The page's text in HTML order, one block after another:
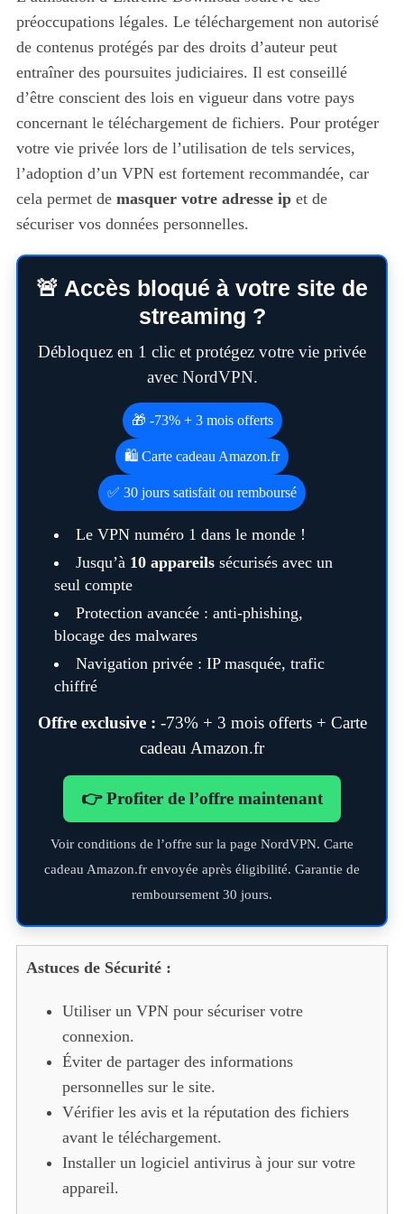
préoccupations légales. Le téléchargement non autorisé
de contenus protégés par des droits d’auteur peut
entraîner des poursuites judiciaires. Il est conseillé
d’être conscient des lois en vigueur dans votre pays
concernant le téléchargement de fichiers. Pour protéger
votre vie privée lors de l’utilisation de tels services,
l’adoption d’un VPN est fortement recommandée, car
cela permet de masquer votre adresse ipet de
sécuriser vos données personnelles.
🚨 Accès bloqué à votre site de
streaming ?
Débloquez en 1 clic et protégez votre vie privée
avec NordVPN.
🎁 -73% + 3 mois offerts
🛍️ Carte cadeau Amazon.fr
✅ 30 jours satisfait ou remboursé
Le VPN numéro 1 dans le monde !
Jusqu’à 10 appareilssécurisés avec un
seul compte
Protection avancée : anti-phishing,
blocage des malwares
Navigation privée : IP masquée, trafic
chiffré
Offre exclusive : -73% + 3 mois offerts + Carte
cadeau Amazon.fr
👉 Profiter de l’offre maintenant
Voir conditions de l’offre sur la page NordVPN. Carte
cadeau Amazon.fr envoyée après éligibilité. Garantie de
remboursement 30 jours.
Astuces de Sécurité :
Utiliser un VPN pour sécuriser votre
connexion.
Éviter de partager des informations
personnelles sur le site.
Vérifier les avis et la réputation des fichiers
avant le téléchargement.
Installer un logiciel antivirus à jour sur votre
appareil.